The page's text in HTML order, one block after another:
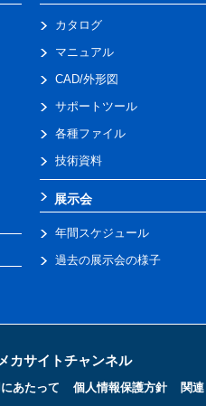
カタログ
マニュアル
CAD/外形図
サポートツール
各種ファイル
技術資料
展示会
年間スケジュール
過去の展示会の様子
カサイトチャンネル
あたって 個人情報保護方針 関